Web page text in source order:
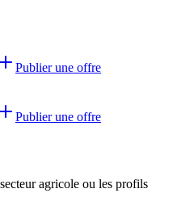
Publier une offre
Publier une offre
agricole ou les profils